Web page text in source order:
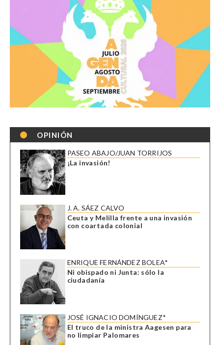
OPINIÓN
PASEO ABAJO/JUAN TORRIJOS
¡La invasión!
J. A. SÁEZ CALVO
Ceuta y Melilla frente a una invasión
con coartada colonial
ENRIQUE FERNÁNDEZ BOLEA*
Ni obispado ni Junta: sólo la
ciudadanía
JOSÉ IGNACIO DOMÍNGUEZ*
El truco de la ministra Aagesen para
no limpiar Palomares